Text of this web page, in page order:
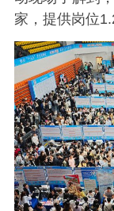
家，提供岗位